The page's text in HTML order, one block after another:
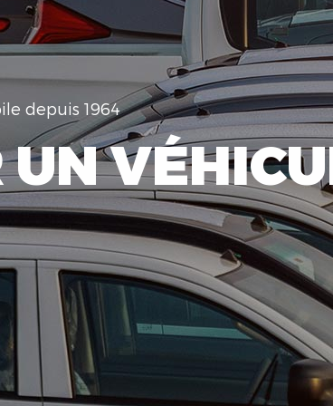
depuis 1964
UN